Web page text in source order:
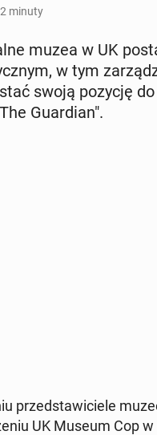
minuty
muzea w UK
w tym
swoją pozycję
Gu­ar­dian".
przed­sta­wi­cie­le
UK Museum Cop